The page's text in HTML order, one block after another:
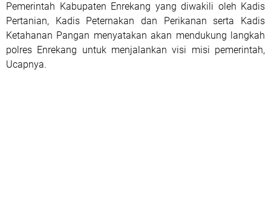
Pemerintah Kabupaten Enrekang yang diwakili oleh Kadis
Pertanian, Kadis Peternakan dan Perikanan serta Kadis
Ketahanan Pangan menyatakan akan mendukung langkah
polres Enrekang untuk menjalankan visi misi pemerintah,
Ucapnya.